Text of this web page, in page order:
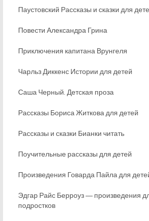
Паустовский Рассказы и сказки для
Повести Александра Грина
Приключения капитана Врунгеля
Чарльз Диккенс Истории для детей
Саша Черный. Детская проза
Рассказы Бориса Житкова для детей
Рассказы и сказки Бианки читать
Поучительные рассказы для детей
Произведения Говарда Пайла для
Эдгар Райс Берроуз ― произведения
подростков